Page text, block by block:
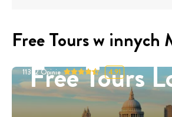
Free Tours w innych
Free Tours
11332Opinie 4.91